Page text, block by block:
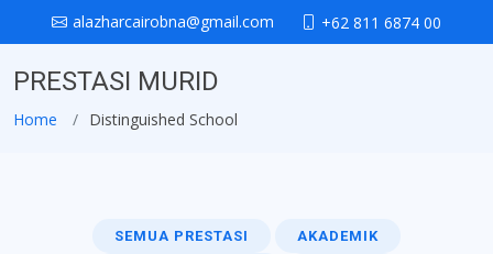
alazharcairobna@gmail.com +62 811 6874 00
PRESTASI MURID
Home Distinguished School
SEMUA PRESTASI AKADEMIK